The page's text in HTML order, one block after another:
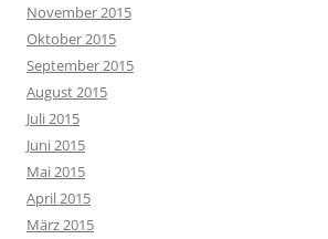
November 2015
Oktober 2015
September 2015
August 2015
Juli 2015
Juni 2015
Mai 2015
April 2015
März 2015